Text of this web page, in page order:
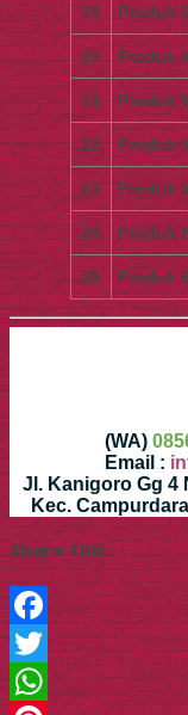
19 Produk
20 Produk
21 Produk
22 Produk
23 Produk
24 Produk
25 Produk
(WA)
Email :
Jl. Kanigoro Gg 4
Kec.
Share This :
Facebook
Twitter